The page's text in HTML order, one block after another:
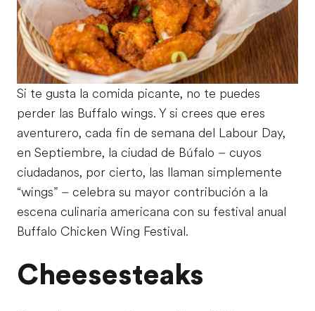
Si te gusta la comida picante, no te puedes
perder las Buffalo wings. Y si crees que eres
aventurero, cada fin de semana del Labour Day,
en Septiembre, la ciudad de Búfalo – cuyos
ciudadanos, por cierto, las llaman simplemente
“wings” – celebra su mayor contribución a la
escena culinaria americana con su festival anual
Buffalo Chicken Wing Festival.
Cheesesteaks